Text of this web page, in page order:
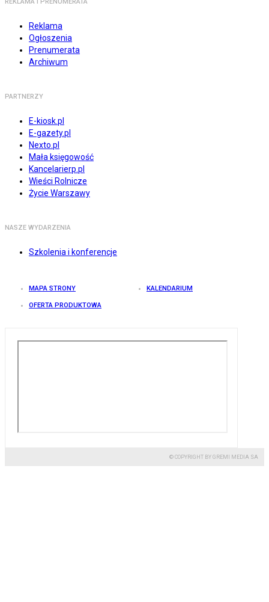
Reklama
Ogłoszenia
Prenumerata
Archiwum
PARTNERZY
E-kiosk.pl
E-gazety.pl
Nexto.pl
Mała księgowość
Kancelarierp.pl
Wieści Rolnicze
Życie Warszawy
NASZE WYDARZENIA
Szkolenia i konferencje
MAPA STRONY KALENDARIUM
OFERTA PRODUKTOWA
© COPYRIGHT BY GREMI MEDIA SA